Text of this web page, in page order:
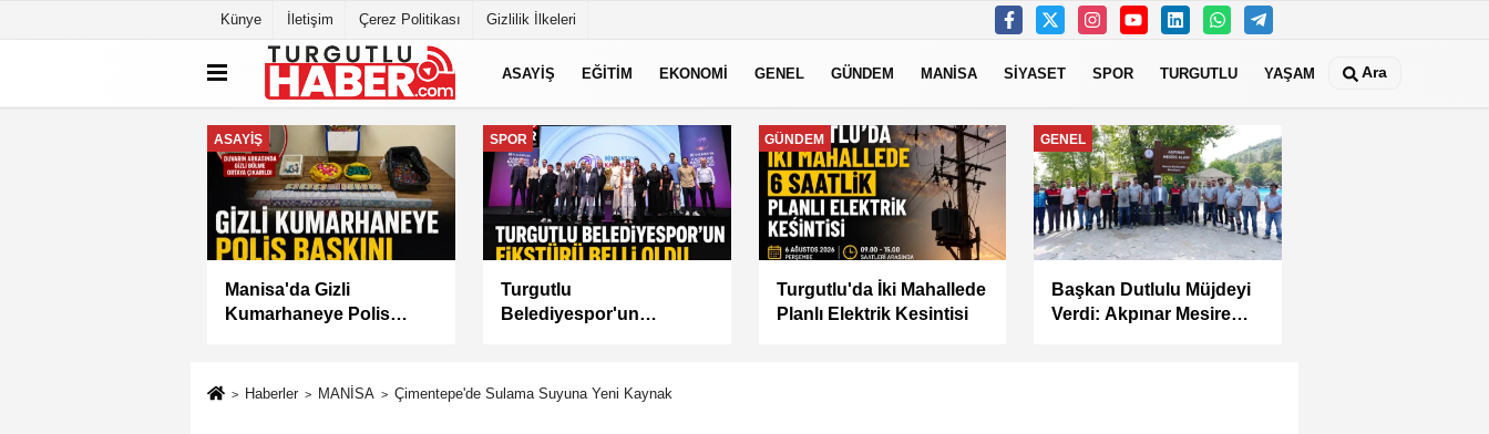
Künye İletişim Çerez Politikası Gizlilik İlkeleri
ASAYİŞ EĞİTİM EKONOMİ GENEL GÜNDEM MANİSA SİYASET SPOR TURGUTLU YAŞAM Ara
GÜNDEM
Akademi Manisa’da
Eğitimler Başladı
MANİSA
BAŞKAN
BALABAN’DAN YEŞİL
MANİSA
Manisa Büyükşehir İle
“Mahallemde Şenlik Var”
MANİSA
Manisa Büyükşehir’in
Çocuk Şenlikleri
Haberler MANİSA Çimentepe'de Sulama Suyuna Yeni Kaynak